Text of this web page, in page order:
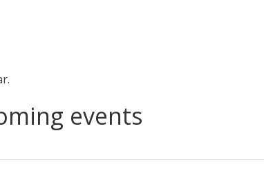
events